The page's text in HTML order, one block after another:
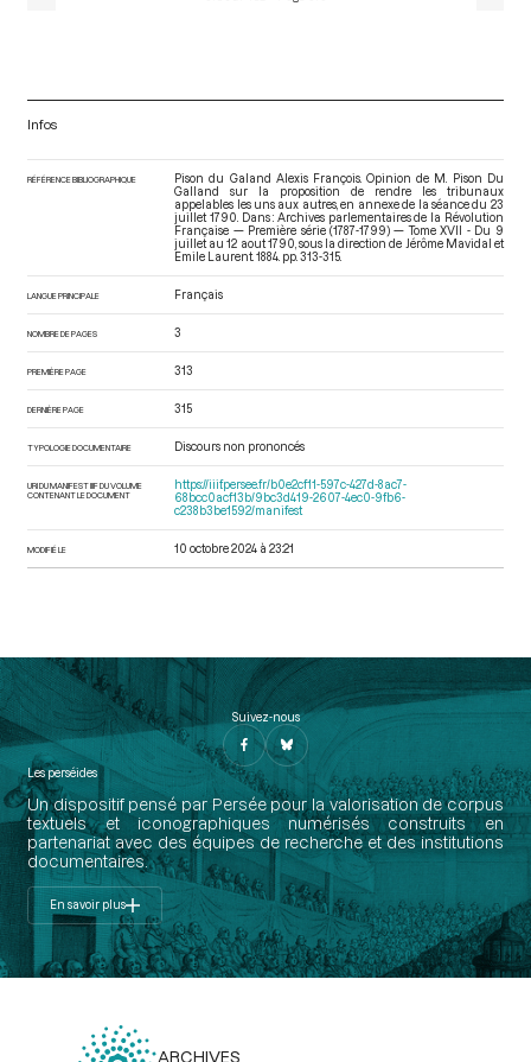
Infos
RÉFÉRENCE BIBLIOGRAPHIQUE
Pison du Galand Alexis François. Opinion de M. Pison Du
Galland sur la proposition de rendre les tribunaux
appelables les uns aux autres, en annexe de la séance du 23
juillet 1790. Dans : Archives parlementaires de la Révolution
Française — Première série (1787-1799) — Tome XVII - Du 9
juillet au 12 aout 1790 , sous la direction de Jérôme Mavidal et
Emile Laurent. 1884. pp. 313-315.
LANGUE PRINCIPALE Français
NOMBRE DE PAGES 3
PREMIÈRE PAGE 313
DERNIÈRE PAGE 315
TYPOLOGIE DOCUMENTAIRE Discours non prononcés
URI DU MANIFEST IIIF DU VOLUME
CONTENANT LE DOCUMENT
https://iiif.persee.fr/b0e2cf11-597c-427d-8ac7-
68bcc0acf13b/9bc3d419-2607-4ec0-9fb6-
c238b3be1592/manifest
MODIFIÉ LE 10 octobre 2024 à 23:21
Suivez-nous
Les perséides
Un dispositif pensé par Persée pour la valorisation de corpus
textuels et iconographiques numérisés construits en
partenariat avec des équipes de recherche et des institutions
documentaires.
En savoir plus
ARCHIVES